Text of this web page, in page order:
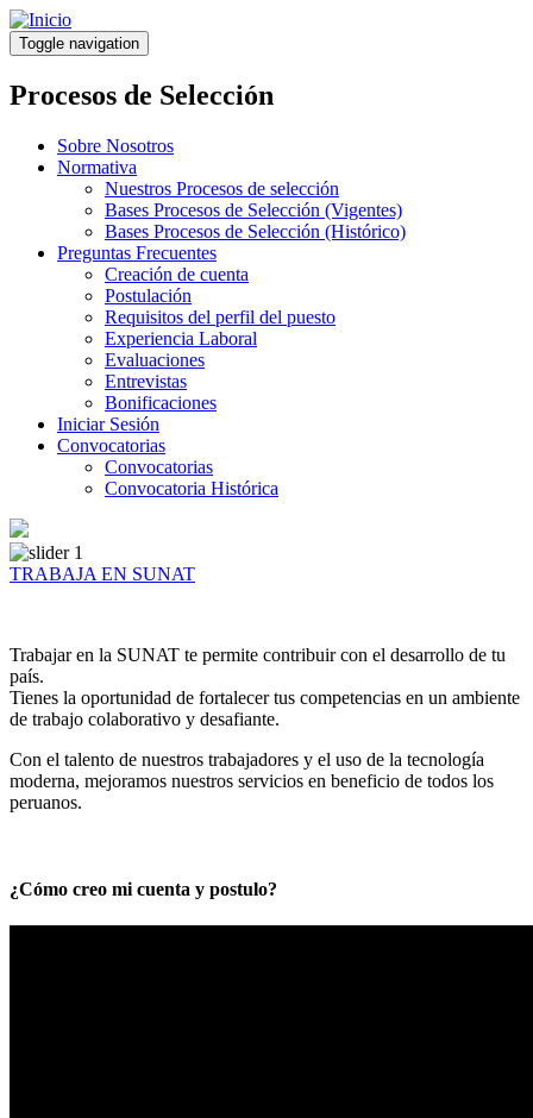
Pasar
al
contenido
principal
Toggle navigation
Procesos de Selección
Sobre Nosotros
Normativa
Nuestros Procesos de selección
Bases Procesos de Selección (Vigentes)
Bases Procesos de Selección (Histórico)
Preguntas Frecuentes
Creación de cuenta
Postulación
Requisitos del perfil del puesto
Experiencia Laboral
Evaluaciones
Entrevistas
Bonificaciones
Iniciar Sesión
Convocatorias
Convocatorias
Convocatoria Histórica
TRABAJA EN SUNAT
Trabajar en la SUNAT te permite contribuir con el desarrollo de tu
país.
Tienes la oportunidad de fortalecer tus competencias en un ambiente
de trabajo colaborativo y desafiante.
Con el talento de nuestros trabajadores y el uso de la tecnología
moderna, mejoramos nuestros servicios en beneficio de todos los
peruanos.
¿Cómo creo mi cuenta y postulo?